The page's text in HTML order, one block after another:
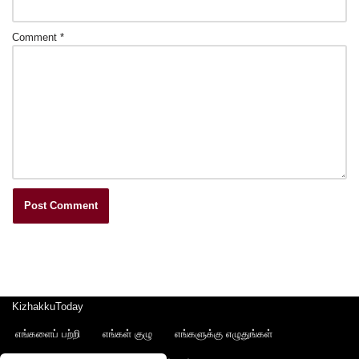
Comment *
KizhakkuToday
எங்களைப் பற்றி எங்கள் குழு எங்களுக்கு எழுதுங்கள்